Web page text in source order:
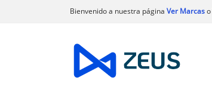
Bienvenido a nuestra página Ver Marcaso